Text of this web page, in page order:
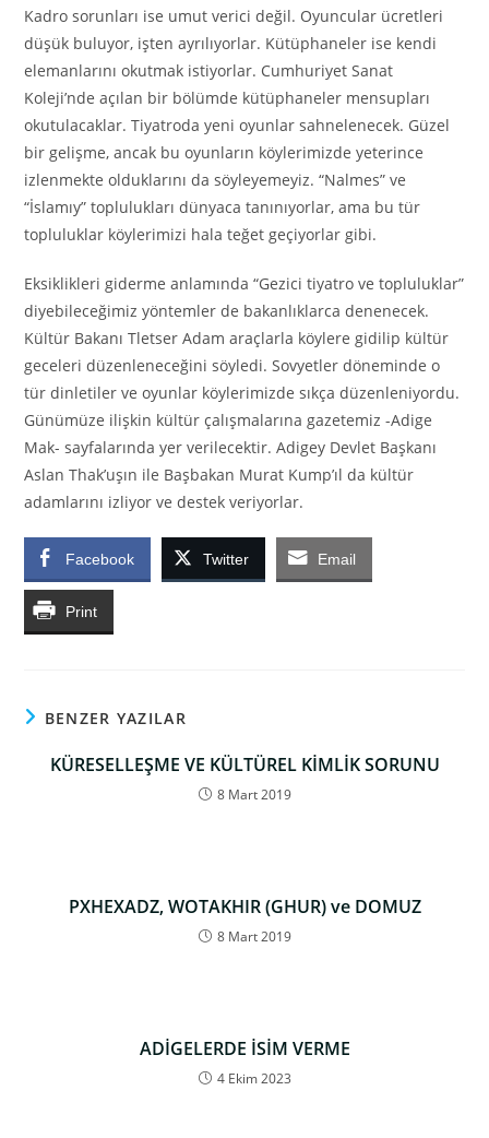
Kadro sorunları ise umut verici değil. Oyuncular ücretleri
düşük buluyor, işten ayrılıyorlar. Kütüphaneler ise kendi
elemanlarını okutmak istiyorlar. Cumhuriyet Sanat
Koleji’nde açılan bir bölümde kütüphaneler mensupları
okutulacaklar. Tiyatroda yeni oyunlar sahnelenecek. Güzel
bir gelişme, ancak bu oyunların köylerimizde yeterince
izlenmekte olduklarını da söyleyemeyiz. “Nalmes” ve
“İslamıy” toplulukları dünyaca tanınıyorlar, ama bu tür
topluluklar köylerimizi hala teğet geçiyorlar gibi.
Eksiklikleri giderme anlamında “Gezici tiyatro ve topluluklar”
diyebileceğimiz yöntemler de bakanlıklarca denenecek.
Kültür Bakanı Tletser Adam araçlarla köylere gidilip kültür
geceleri düzenleneceğini söyledi. Sovyetler döneminde o
tür dinletiler ve oyunlar köylerimizde sıkça düzenleniyordu.
Günümüze ilişkin kültür çalışmalarına gazetemiz -Adige
Mak- sayfalarında yer verilecektir. Adigey Devlet Başkanı
Aslan Thak’uşın ile Başbakan Murat Kump’ıl da kültür
adamlarını izliyor ve destek veriyorlar.
Facebook Twitter Email
Print
BENZER YAZILAR
KÜRESELLEŞME VE KÜLTÜREL KİMLİK SORUNU
8 Mart 2019
PXHEXADZ, WOTAKHIR (GHUR) ve DOMUZ
8 Mart 2019
ADİGELERDE İSİM VERME
4 Ekim 2023